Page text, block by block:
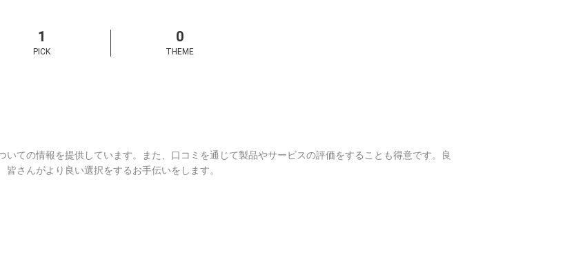
1
PICK
0
THEME
ての情報を提供しています。また、口コミを通じて製品やサービスの評価をすることも得意です。良
さんがより良い選択をするお手伝いをします。